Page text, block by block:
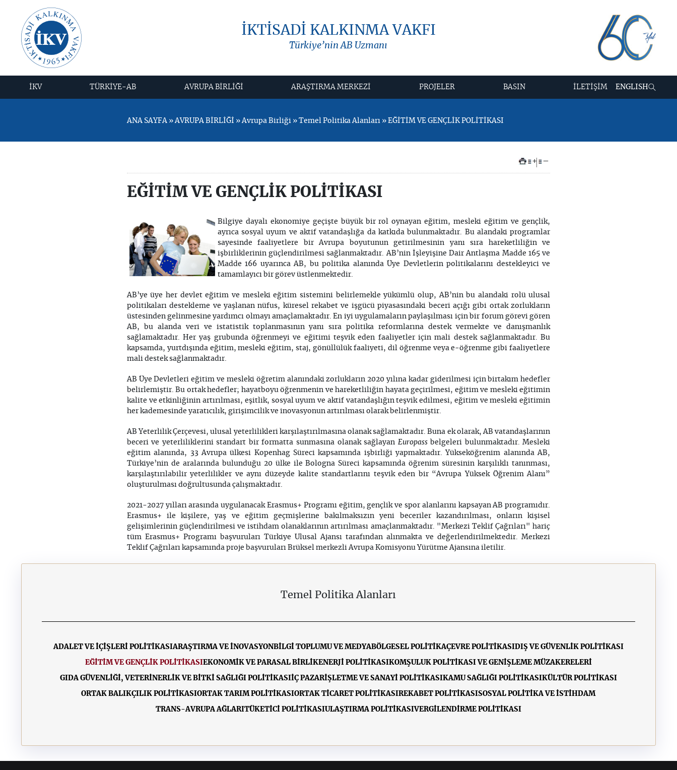
İKTİSADİ KALKINMA VAKFI
Türkiye’nin AB Uzmanı
İKV TÜRKİYE-AB AVRUPA BİRLİĞİ ARAŞTIRMA MERKEZİ PROJELER BASIN İLETİŞİM ENGLISH
ANA SAYFA » AVRUPA BİRLİĞİ » Avrupa Birliği » Temel Politika Alanları » EĞİTİM VE GENÇLİK POLİTİKASI
+ –
EĞİTİM VE GENÇLİK POLİTİKASI
Bilgiye dayalı ekonomiye geçişte büyük bir rol oynayan eğitim, mesleki eğitim ve gençlik,
ayrıca sosyal uyum ve aktif vatandaşlığa da katkıda bulunmaktadır. Bu alandaki programlar
sayesinde faaliyetlere bir Avrupa boyutunun getirilmesinin yanı sıra hareketliliğin ve
işbirliklerinin güçlendirilmesi sağlanmaktadır. AB’nin İşleyişine Dair Antlaşma Madde 165 ve
Madde 166 uyarınca AB, bu politika alanında Üye Devletlerin politikalarını destekleyici ve
tamamlayıcı bir görev üstlenmektedir.
AB’ye üye her devlet eğitim ve mesleki eğitim sistemini belirlemekle yükümlü olup, AB’nin bu alandaki rolü ulusal
politikaları destekleme ve yaşlanan nüfus, küresel rekabet ve işgücü piyasasındaki beceri açığı gibi ortak zorlukların
üstesinden gelinmesine yardımcı olmayı amaçlamaktadır. En iyi uygulamaların paylaşılması için bir forum görevi gören
AB, bu alanda veri ve istatistik toplanmasının yanı sıra politika reformlarına destek vermekte ve danışmanlık
sağlamaktadır. Her yaş grubunda öğrenmeyi ve eğitimi teşvik eden faaliyetler için mali destek sağlanmaktadır. Bu
kapsamda, yurtdışında eğitim, mesleki eğitim, staj, gönüllülük faaliyeti, dil öğrenme veya e-öğrenme gibi faaliyetlere
mali destek sağlanmaktadır.
AB Üye Devletleri eğitim ve mesleki öğretim alanındaki zorlukların 2020 yılına kadar giderilmesi için birtakım hedefler
belirlemiştir. Bu ortak hedefler; hayatboyu öğrenmenin ve hareketliliğin hayata geçirilmesi, eğitim ve mesleki eğitimin
kalite ve etkinliğinin artırılması, eşitlik, sosyal uyum ve aktif vatandaşlığın teşvik edilmesi, eğitim ve mesleki eğitimin
her kademesinde yaratıcılık, girişimcilik ve inovasyonun artırılması olarak belirlenmiştir.
AB Yeterlilik Çerçevesi, ulusal yeterlilikleri karşılaştırılmasına olanak sağlamaktadır. Buna ek olarak, AB vatandaşlarının
beceri ve yeterliliklerini standart bir formatta sunmasına olanak sağlayan Europass belgeleri bulunmaktadır. Mesleki
eğitim alanında, 33 Avrupa ülkesi Kopenhag Süreci kapsamında işbirliği yapmaktadır. Yükseköğrenim alanında AB,
Türkiye’nin de aralarında bulunduğu 20 ülke ile Bologna Süreci kapsamında öğrenim süresinin karşılıklı tanınması,
karşılaştırılabilir yeterlilikler ve aynı düzeyde kalite standartlarını teşvik eden bir “Avrupa Yüksek Öğrenim Alanı”
oluşturulması doğrultusunda çalışmaktadır.
2021-2027 yılları arasında uygulanacak Erasmus+ Programı eğitim, gençlik ve spor alanlarını kapsayan AB programıdır.
Erasmus+ ile kişilere, yaş ve eğitim geçmişlerine bakılmaksızın yeni beceriler kazandırılması, onların kişisel
gelişimlerinin güçlendirilmesi ve istihdam olanaklarının artırılması amaçlanmaktadır. "Merkezi Teklif Çağrıları" hariç
tüm Erasmus+ Programı başvuruları Türkiye Ulusal Ajansı tarafından alınmakta ve değerlendirilmektedir. Merkezi
Teklif Çağrıları kapsamında proje başvuruları Brüksel merkezli Avrupa Komisyonu Yürütme Ajansına iletilir.
Temel Politika Alanları
ADALET VE İÇİŞLERİ POLİTİKASIARAŞTIRMA VE İNOVASYONBİLGİ TOPLUMU VE MEDYABÖLGESEL POLİTİKAÇEVRE POLİTİKASIDIŞ VE GÜVENLİK POLİTİKASI
EĞİTİM VE GENÇLİK POLİTİKASIEKONOMİK VE PARASAL BİRLİKENERJİ POLİTİKASIKOMŞULUK POLİTİKASI VE GENİŞLEME MÜZAKERELERİ
GIDA GÜVENLİĞİ, VETERİNERLİK VE BİTKİ SAĞLIĞI POLİTİKASIİÇ PAZARİŞLETME VE SANAYİ POLİTİKASIKAMU SAĞLIĞI POLİTİKASIKÜLTÜR POLİTİKASI
ORTAK BALIKÇILIK POLİTİKASIORTAK TARIM POLİTİKASIORTAK TİCARET POLİTİKASIREKABET POLİTİKASISOSYAL POLİTİKA VE İSTİHDAM
TRANS-AVRUPA AĞLARITÜKETİCİ POLİTİKASIULAŞTIRMA POLİTİKASIVERGİLENDİRME POLİTİKASI